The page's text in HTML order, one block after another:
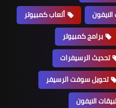
ألعاب كمبيوتر
برامج كمبيوتر
تحديث الرسيفرات
تحويل سوفت الرسيفر
الايفون